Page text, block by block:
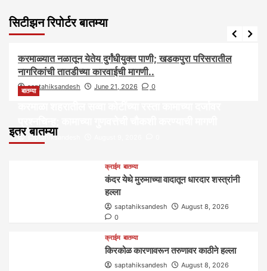
सिटीझन रिपोर्टर बातम्या
आरोग्य आवाज जनतेचा बातम्या
करमाळ्यात नळातून येतेय दुर्गंधीयुक्त पाणी; खडकपुरा परिसरातील
नागरिकांची तातडीच्या कारवाईची मागणी..
saptahiksandesh June 21, 2026 0
इतर बातम्या
बातम्या
saptahiksandesh
क्राईम बातम्या
कंदर येथे मुरुमाच्या वादातून धारदार शस्त्रांनी
हल्ला
saptahiksandesh
August 8, 2026
0
क्राईम बातम्या
किरकोळ कारणावरून तरुणावर काठीने हल्ला
saptahiksandesh August 8, 2026